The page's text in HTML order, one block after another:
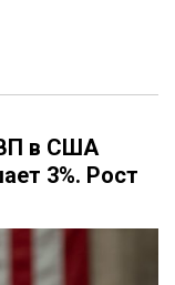
в США
3%. Рост